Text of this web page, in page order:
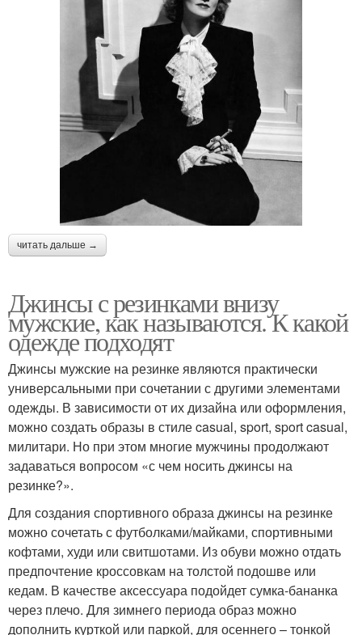
читать дальше →
Джинсы с резинками внизу
мужские, как называются. К какой
одежде подходят
Джинсы мужские на резинке являются практически
универсальными при сочетании с другими элементами
одежды. В зависимости от их дизайна или оформления,
можно создать образы в стиле casual, sport, sport casual,
милитари. Но при этом многие мужчины продолжают
задаваться вопросом «с чем носить джинсы на
резинке?».
Для создания спортивного образа джинсы на резинке
можно сочетать с футболками/майками, спортивными
кофтами, худи или свитшотами. Из обуви можно отдать
предпочтение кроссовкам на толстой подошве или
кедам. В качестве аксессуара подойдет сумка-бананка
через плечо. Для зимнего периода образ можно
дополнить курткой или паркой, для осеннего – тонкой